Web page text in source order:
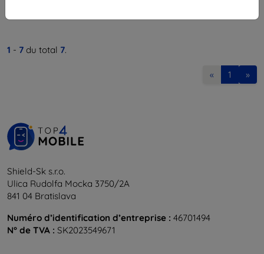
1 - 7 du total 7.
« 1 »
Shield-Sk s.r.o.
Ulica Rudolfa Mocka 3750/2A
841 04 Bratislava
Numéro d’identification d’entreprise : 46701494
N° de TVA : SK2023549671